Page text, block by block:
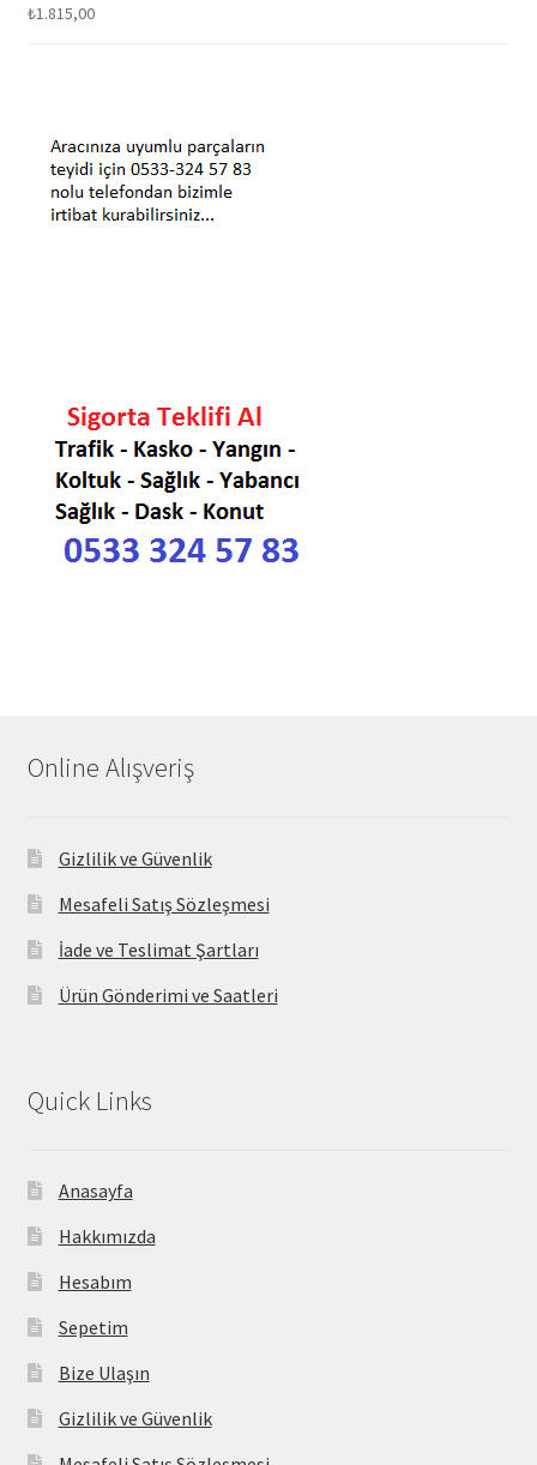
₺1.815,00
Online Alışveriş
Gizlilik ve Güvenlik
Mesafeli Satış Sözleşmesi
İade ve Teslimat Şartları
Ürün Gönderimi ve Saatleri
Quick Links
Anasayfa
Hakkımızda
Hesabım
Sepetim
Bize Ulaşın
Gizlilik ve Güvenlik